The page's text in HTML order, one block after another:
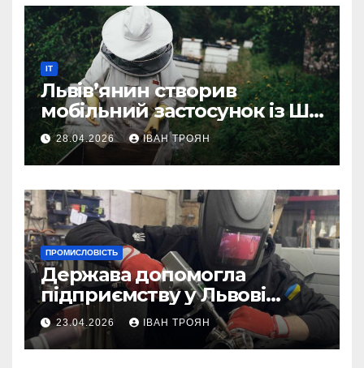
IT
Львів’янин створив
мобільний застосунок із ШІ-
асистентом для бджолярів
28.04.2026 ІВАН ТРОЯН
ПРОМИСЛОВІСТЬ
Держава допомогла
підприємству у Львові
відновити виробничі
потужності після атаки
російського БПЛА
23.04.2026 ІВАН ТРОЯН